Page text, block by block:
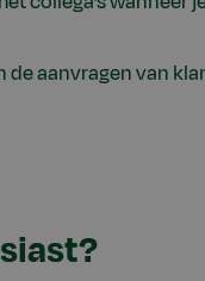
de aanvragen van